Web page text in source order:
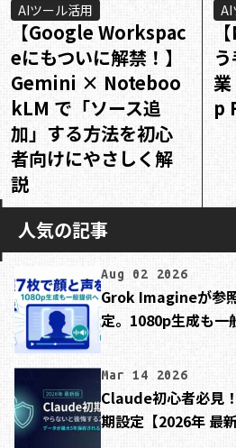
AIツール活用
【Google Workspac
eにもついに解禁！】
Gemini × Noteboo
kLM で「ソース追
加」する方法を初心
者向けにやさしく解
説
AI
p
人気の記事
Aug 02 2026
Grok Imagineが参
定。1080p生成も一
Mar 14 2026
Claude初心者必見
期設定【2026年 最新